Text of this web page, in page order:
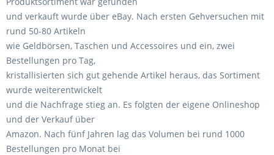
und verkauft wurde über eBay. Nach ersten Gehversuchen mit
rund 50-80 Artikeln
wie Geldbörsen, Taschen und Accessoires und ein, zwei
Bestellungen pro Tag,
kristallisierten sich gut gehende Artikel heraus, das Sortiment
wurde weiterentwickelt
und die Nachfrage stieg an. Es folgten der eigene Onlineshop
und der Verkauf über
Amazon. Nach fünf Jahren lag das Volumen bei rund 1000
Bestellungen pro Monat bei